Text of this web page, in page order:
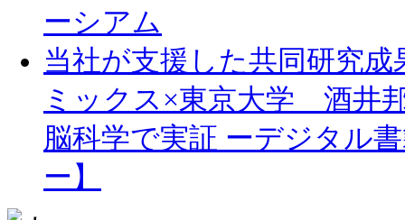
ーシアム
当社が支援した共同研究
ミックス×東京大学 酒井
脳科学で実証 ーデジタル
ー】